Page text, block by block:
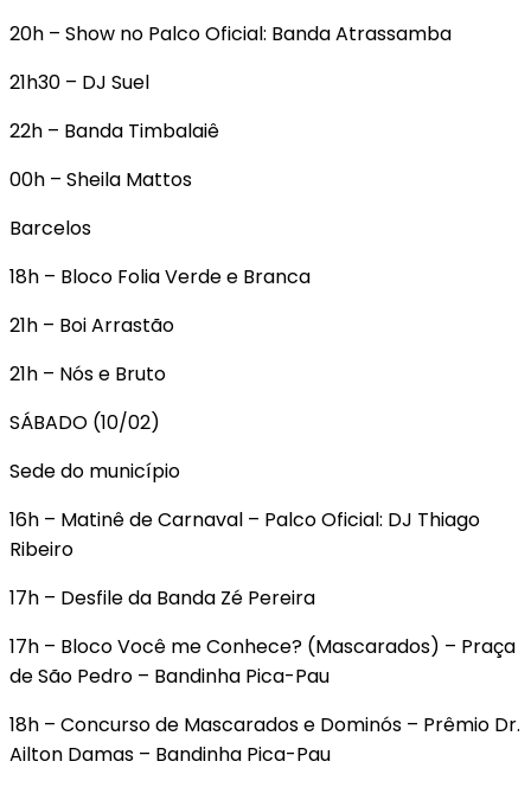
20h – Show no Palco Oficial: Banda Atrassamba
21h30 – DJ Suel
22h – Banda Timbalaiê
00h – Sheila Mattos
Barcelos
18h – Bloco Folia Verde e Branca
21h – Boi Arrastão
21h – Nós e Bruto
SÁBADO (10/02)
Sede do município
16h – Matinê de Carnaval – Palco Oficial: DJ Thiago
Ribeiro
17h – Desfile da Banda Zé Pereira
17h – Bloco Você me Conhece? (Mascarados) – Praça
de São Pedro – Bandinha Pica-Pau
18h – Concurso de Mascarados e Dominós – Prêmio Dr.
Ailton Damas – Bandinha Pica-Pau